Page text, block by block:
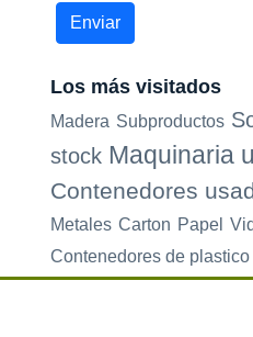
Los más visitados
Madera Subproductos
stock Maquinaria
Contenedores
Metales Carton Papel
Contenedores de plastico